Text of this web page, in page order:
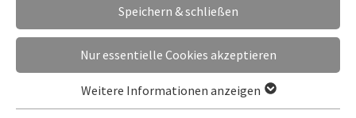
Speichern & schließen
Nur essentielle Cookies akzeptieren
Weitere Informationen anzeigen
Kreszenzia Kapelle